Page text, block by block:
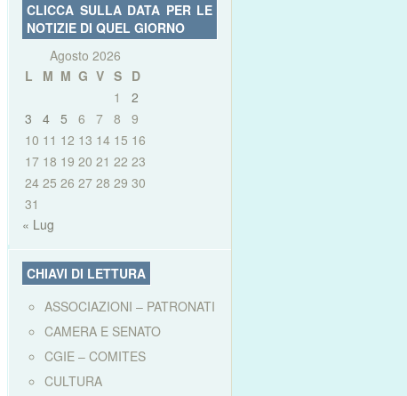
CLICCA SULLA DATA PER LE
NOTIZIE DI QUEL GIORNO
Agosto 2026
L
M M G V S D
1
2
3
4 5 6 7 8
9
10 11 12 13 14 15 16
17 18 19 20 21 22 23
24 25 26 27 28 29 30
31
« Lug
CHIAVI DI LETTURA
ASSOCIAZIONI – PATRONATI
CAMERA E SENATO
CGIE – COMITES
CULTURA